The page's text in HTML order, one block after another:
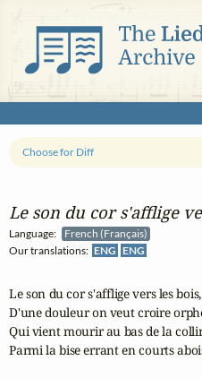
Le son du cor s'afflige
Language:
French (Français)
Our translations: ENG ENG
Choose for Diff
Le son du cor s'afflige vers les bois,
D'une douleur on veut croire
Qui vient mourir au bas de la
Parmi la bise errant en courts